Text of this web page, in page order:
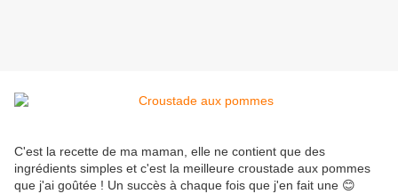
C'est la recette de ma maman, elle ne contient que des
ingrédients simples et c'est la meilleure croustade aux pommes
que j'ai goûtée ! Un succès à chaque fois que j'en fait une 😊